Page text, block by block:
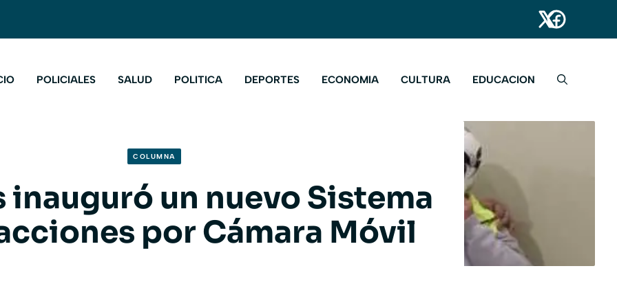
POLICIALES SALUD POLITICA DEPORTES ECONOMIA CULTURA EDUCACION
COLUMNA
inauguró un nuevo Sistema
por Cámara Móvil